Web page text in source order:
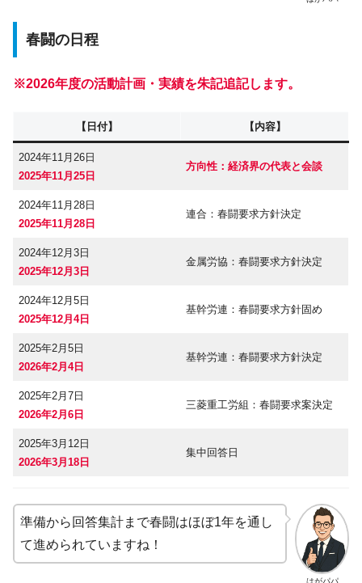
春闘の日程
※2026年度の活動計画・実績を朱記追記します。
【日付】 【内容】
2024年11月26日
2025年11月25日
方向性：経済界の代表と会談
2024年11月28日
2025年11月28日
連合：春闘要求方針決定
2024年12月3日
2025年12月3日
金属労協：春闘要求方針決定
2024年12月5日
2025年12月4日
基幹労連：春闘要求方針固め
2025年2月5日
2026年2月4日
基幹労連：春闘要求方針決定
2025年2月7日
2026年2月6日
三菱重工労組：春闘要求案決定
2025年3月12日
2026年3月18日
集中回答日
はがパパ
準備から回答集計まで春闘はほぼ1年を通し
て進められていますね！